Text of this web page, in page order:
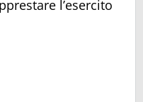
l’esercito